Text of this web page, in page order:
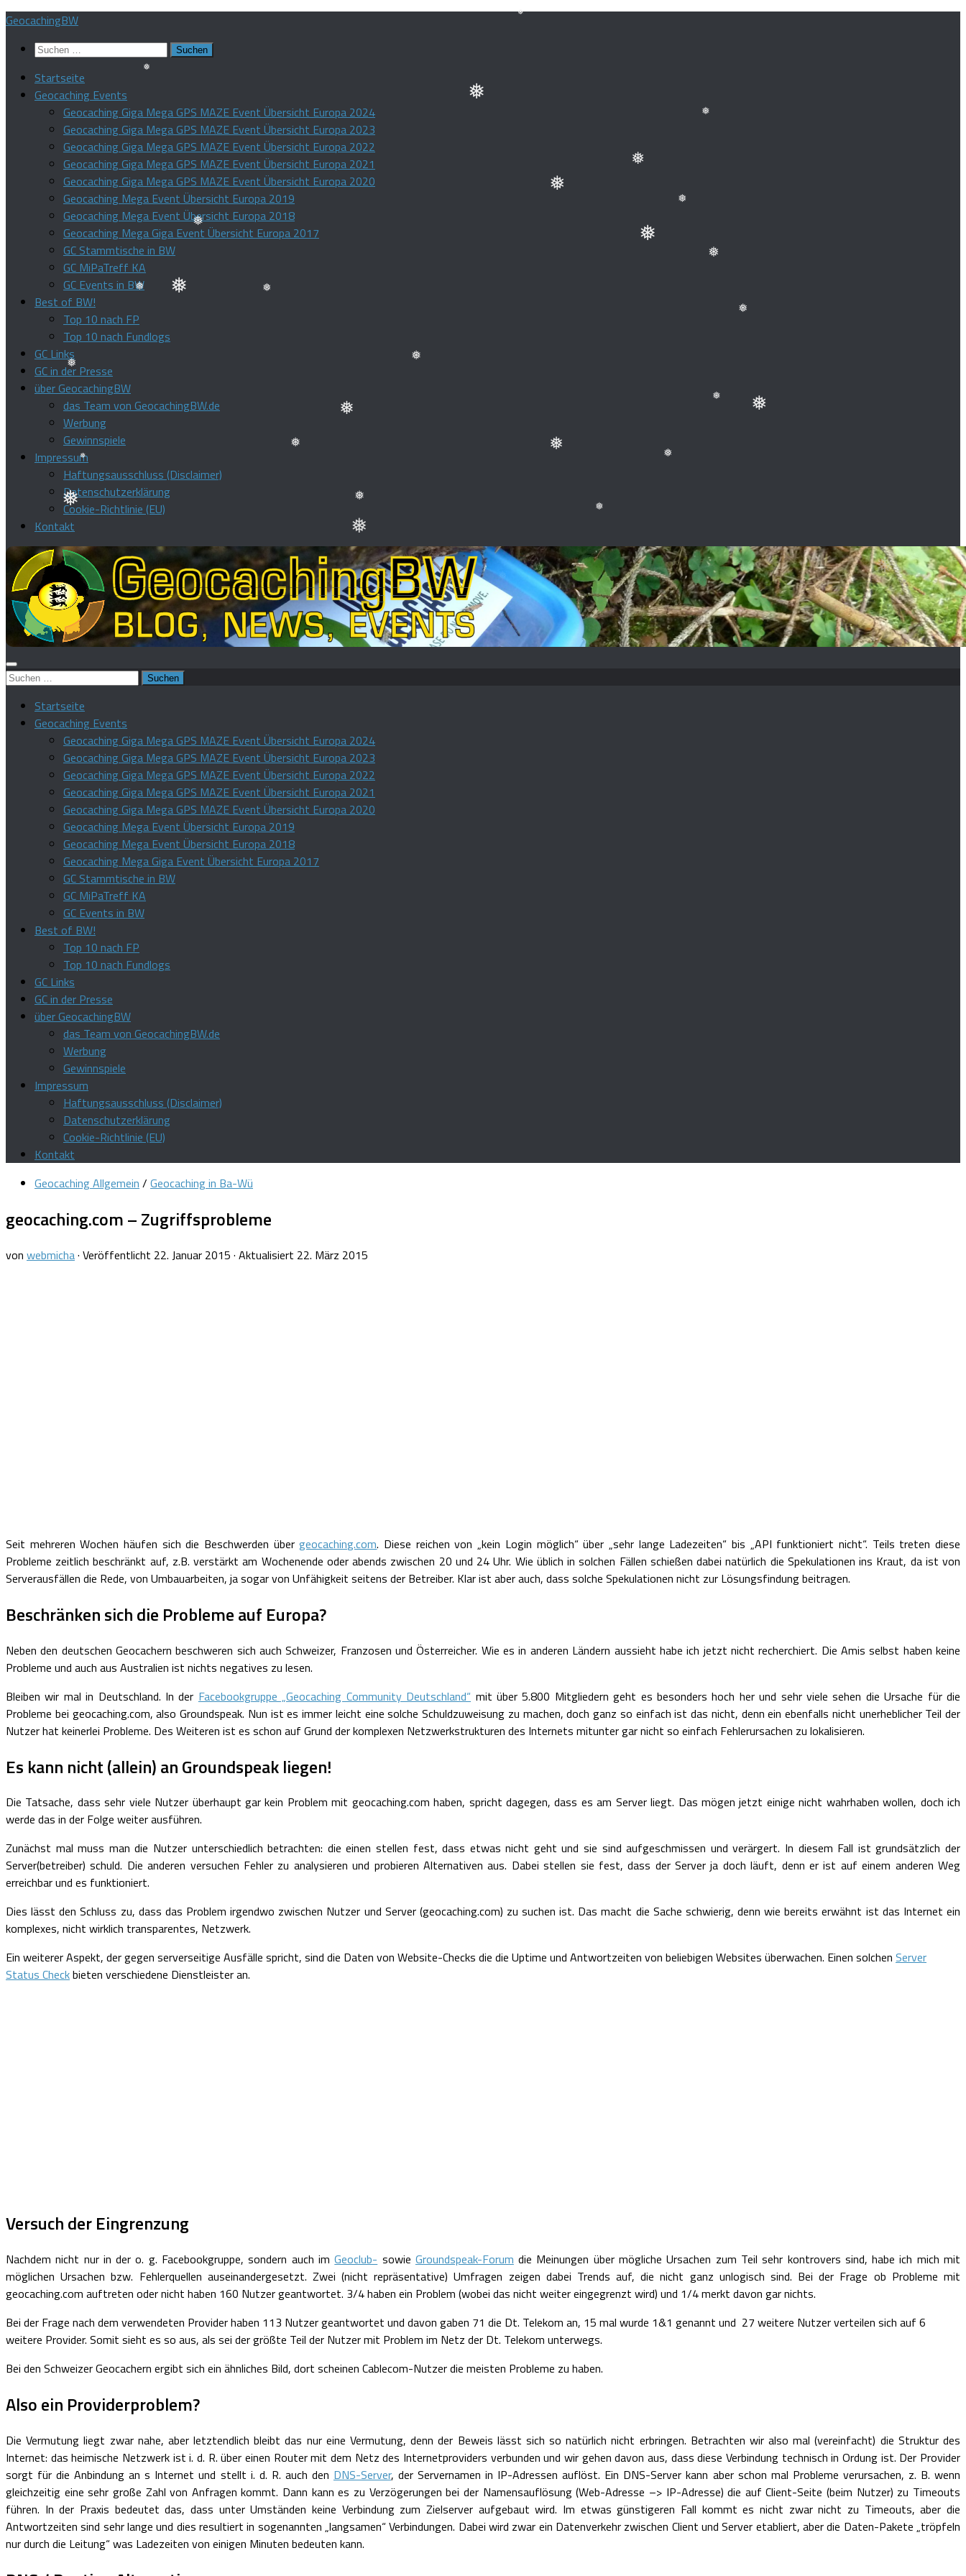
❅
❅ ❅
❅
❅
❅
❅
❅
Zum
springen
GeocachingBW
Suchen
Startseite
Geocaching Events
Geocaching Giga Mega GPS MAZE Event Übersicht Europa 2024
Geocaching Giga Mega GPS MAZE Event Übersicht Europa 2023
Geocaching Giga Mega GPS MAZE Event Übersicht Europa 2022
Geocaching Giga Mega GPS MAZE Event Übersicht Europa 2021
Geocaching Giga Mega GPS MAZE Event Übersicht Europa 2020
Geocaching Mega Event Übersicht Europa 2019
Geocaching Mega Event Übersicht Europa 2018
Geocaching Mega Giga Event Übersicht Europa 2017
GC Stammtische in BW
GC MiPaTreff KA
GC Events in BW
Best of BW!
Top 10 nach FP
Top 10 nach Fundlogs
GC Links
GC in der Presse
über GeocachingBW
das Team von GeocachingBW.de
Werbung
Gewinnspiele
Impressum
Haftungsausschluss (Disclaimer)
Datenschutzerklärung
Cookie-Richtlinie (EU)
Kontakt
Suchen
Startseite
Geocaching Events
Geocaching Giga Mega GPS MAZE Event Übersicht Europa 2024
Geocaching Giga Mega GPS MAZE Event Übersicht Europa 2023
Geocaching Giga Mega GPS MAZE Event Übersicht Europa 2022
Geocaching Giga Mega GPS MAZE Event Übersicht Europa 2021
Geocaching Giga Mega GPS MAZE Event Übersicht Europa 2020
Geocaching Mega Event Übersicht Europa 2019
Geocaching Mega Event Übersicht Europa 2018
Geocaching Mega Giga Event Übersicht Europa 2017
GC Stammtische in BW
GC MiPaTreff KA
GC Events in BW
Best of BW!
Top 10 nach FP
Top 10 nach Fundlogs
GC Links
GC in der Presse
über GeocachingBW
das Team von GeocachingBW.de
Werbung
Gewinnspiele
Impressum
Haftungsausschluss (Disclaimer)
Datenschutzerklärung
Cookie-Richtlinie (EU)
Kontakt
Geocaching Allgemein / Geocaching in Ba-Wü
geocaching.com – Zugriffsprobleme
von webmicha· Veröffentlicht 22. Januar 2015 · Aktualisiert 22. März 2015
Seit mehreren Wochen häufen sich die Beschwerden übergeocaching.com. Diese reichen von „kein Login möglich“ über „sehr lange Ladezeiten“ bis „API funktioniert nicht“. Teils treten diese
Probleme zeitlich beschränkt auf, z.B. verstärkt am Wochenende oder abends zwischen 20 und 24 Uhr. Wie üblich in solchen Fällen schießen dabei natürlich die Spekulationen ins Kraut, da ist von
Serverausfällen die Rede, von Umbauarbeiten, ja sogar von Unfähigkeit seitens der Betreiber. Klar ist aber auch, dass solche Spekulationen nicht zur Lösungsfindung beitragen.
Beschränken sich die Probleme auf Europa?
Neben den deutschen Geocachern beschweren sich auch Schweizer, Franzosen und Österreicher. Wie es in anderen Ländern aussieht habe ich jetzt nicht recherchiert. Die Amis selbst haben keine
Probleme und auch aus Australien ist nichts negatives zu lesen.
Bleiben wir mal in Deutschland. In der Facebookgruppe „Geocaching Community Deutschland“ mit über 5.800 Mitgliedern geht es besonders hoch her und sehr viele sehen die Ursache für die
Probleme bei geocaching.com, also Groundspeak. Nun ist es immer leicht eine solche Schuldzuweisung zu machen, doch ganz so einfach ist das nicht, denn ein ebenfalls nicht unerheblicher Teil der
Nutzer hat keinerlei Probleme. Des Weiteren ist es schon auf Grund der komplexen Netzwerkstrukturen des Internets mitunter gar nicht so einfach Fehlerursachen zu lokalisieren.
Es kann nicht (allein) an Groundspeak liegen!
Die Tatsache, dass sehr viele Nutzer überhaupt gar kein Problem mit geocaching.com haben, spricht dagegen, dass es am Server liegt. Das mögen jetzt einige nicht wahrhaben wollen, doch ich
werde das in der Folge weiter ausführen.
Zunächst mal muss man die Nutzer unterschiedlich betrachten: die einen stellen fest, dass etwas nicht geht und sie sind aufgeschmissen und verärgert. In diesem Fall ist grundsätzlich der
Server(betreiber) schuld. Die anderen versuchen Fehler zu analysieren und probieren Alternativen aus. Dabei stellen sie fest, dass der Server ja doch läuft, denn er ist auf einem anderen Weg
erreichbar und es funktioniert.
Dies lässt den Schluss zu, dass das Problem irgendwo zwischen Nutzer und Server (geocaching.com) zu suchen ist. Das macht die Sache schwierig, denn wie bereits erwähnt ist das Internet ein
komplexes, nicht wirklich transparentes, Netzwerk.
Ein weiterer Aspekt, der gegen serverseitige Ausfälle spricht, sind die Daten von Website-Checks die die Uptime und Antwortzeiten von beliebigen Websites überwachen. Einen solchen Server
Status Checkbieten verschiedene Dienstleister an.
Versuch der Eingrenzung
Nachdem nicht nur in der o. g. Facebookgruppe, sondern auch imGeoclub- sowie Groundspeak-Forum die Meinungen über mögliche Ursachen zum Teil sehr kontrovers sind, habe ich mich mit
möglichen Ursachen bzw. Fehlerquellen auseinandergesetzt. Zwei (nicht repräsentative) Umfragen zeigen dabei Trends auf, die nicht ganz unlogisch sind. Bei der Frage ob Probleme mit
geocaching.com auftreten oder nicht haben 160 Nutzer geantwortet. 3/4 haben ein Problem (wobei das nicht weiter eingegrenzt wird) und 1/4 merkt davon gar nichts.
Bei der Frage nach dem verwendeten Provider haben 113 Nutzer geantwortet und davon gaben 71 die Dt. Telekom an, 15 mal wurde 1&1 genannt und 27 weitere Nutzer verteilen sich auf 6
weitere Provider. Somit sieht es so aus, als sei der größte Teil der Nutzer mit Problem im Netz der Dt. Telekom unterwegs.
Bei den Schweizer Geocachern ergibt sich ein ähnliches Bild, dort scheinen Cablecom-Nutzer die meisten Probleme zu haben.
Also ein Providerproblem?
Die Vermutung liegt zwar nahe, aber letztendlich bleibt das nur eine Vermutung, denn der Beweis lässt sich so natürlich nicht erbringen. Betrachten wir also mal (vereinfacht) die Struktur des
Internet: das heimische Netzwerk ist i. d. R. über einen Router mit dem Netz des Internetproviders verbunden und wir gehen davon aus, dass diese Verbindung technisch in Ordung ist. Der Provider
sorgt für die Anbindung an s Internet und stellt i. d. R. auch den DNS-Server, der Servernamen in IP-Adressen auflöst. Ein DNS-Server kann aber schon mal Probleme verursachen, z. B. wenn
gleichzeitig eine sehr große Zahl von Anfragen kommt. Dann kann es zu Verzögerungen bei der Namensauflösung (Web-Adresse –> IP-Adresse) die auf Client-Seite (beim Nutzer) zu Timeouts
führen. In der Praxis bedeutet das, dass unter Umständen keine Verbindung zum Zielserver aufgebaut wird. Im etwas günstigeren Fall kommt es nicht zwar nicht zu Timeouts, aber die
Antwortzeiten sind sehr lange und dies resultiert in sogenannten „langsamen“ Verbindungen. Dabei wird zwar ein Datenverkehr zwischen Client und Server etabliert, aber die Daten-Pakete „tröpfeln
nur durch die Leitung“ was Ladezeiten von einigen Minuten bedeuten kann.